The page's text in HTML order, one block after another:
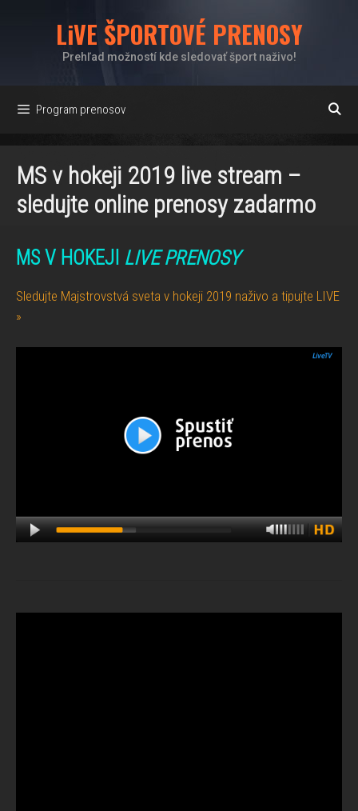
LiVE ŠPORTOVÉ PRENOSY
Prehľad možností kde sledovať šport naživo!
Program prenosov
MS v hokeji 2019 live stream –
sledujte online prenosy zadarmo
MS V HOKEJI LIVE PRENOSY
Sledujte Majstrovstvá sveta v hokeji 2019 naživo a tipujte LIVE
»